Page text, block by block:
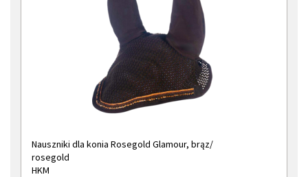
Nauszniki dla konia Rosegold Glamour, brąz/
rosegold
HKM